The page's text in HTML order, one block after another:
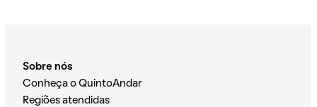
Sobre nós
Conheça o QuintoAndar
Regiões atendidas